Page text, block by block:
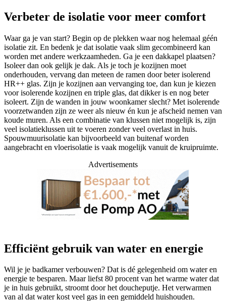
Verbeter de isolatie voor meer comfort
Waar ga je van start? Begin op de plekken waar nog helemaal géén
isolatie zit. En bedenk je dat isolatie vaak slim gecombineerd kan
worden met andere werkzaamheden. Ga je een dakkapel plaatsen?
Isoleer dan ook gelijk je dak. Als je toch je kozijnen moet
onderhouden, vervang dan meteen de ramen door beter isolerend
HR++ glas. Zijn je kozijnen aan vervanging toe, dan kun je kiezen
voor isolerende kozijnen en triple glas, dat dikker is en nog beter
isoleert. Zijn de wanden in jouw woonkamer slecht? Met isolerende
voorzetwanden zijn ze weer als nieuw én kun je afscheid nemen van
koude muren. Als een combinatie van klussen niet mogelijk is, zijn
veel isolatieklussen uit te voeren zonder veel overlast in huis.
Spouwmuurisolatie kan bijvoorbeeld van buitenaf worden
aangebracht en vloerisolatie is vaak mogelijk vanuit de kruipruimte.
Advertisements
Efficiënt gebruik van water en energie
Wil je je badkamer verbouwen? Dat is dé gelegenheid om water en
energie te besparen. Maar liefst 80 procent van het warme water dat
je in huis gebruikt, stroomt door het doucheputje. Het verwarmen
van al dat water kost veel gas in een gemiddeld huishouden.